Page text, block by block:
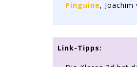
Pinguine, Joachim
Link-Tipps: